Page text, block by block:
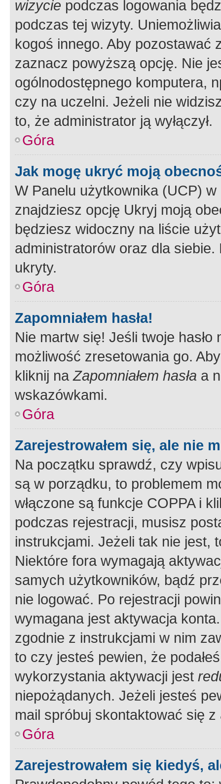
wizycie podczas logowania
podczas tej wizyty.
kogoś innego. Aby pozostawać
zaznacz powyższą opcję. Nie
ogólnodostępnego komputera,
czy na uczelni. Jeżeli nie
to, że administrator ją wyłączył.
Góra
Jak mogę ukryć moją
W Panelu użytkownika (UCP) w
znajdziesz opcję Ukryj moją
będziesz widoczny na liście
administratorów oraz dla
ukryty.
Góra
Zapomniałem hasła!
Nie martw się! Jeśli twoje
możliwość zresetowania go.
kliknij naZapomniałem hasła a
wskazówkami.
Góra
Zarejestrowałem się, ale nie
Na początku sprawdź, czy
są w porządku, to problemem
włączone są funkcje COPPA i
podczas rejestracji, musisz
instrukcjami. Jeżeli tak nie jest,
Niektóre fora wymagają
samych użytkowników, bądź
nie logować. Po rejestracji
wymagana jest aktywacja
zgodnie z instrukcjami w nim
to czy jesteś pewien, że
wykorzystania aktywacji jest
niepożądanych. Jeżeli jesteś
mail spróbuj skontaktować się
Góra
Zarejestrowałem się kiedyś,